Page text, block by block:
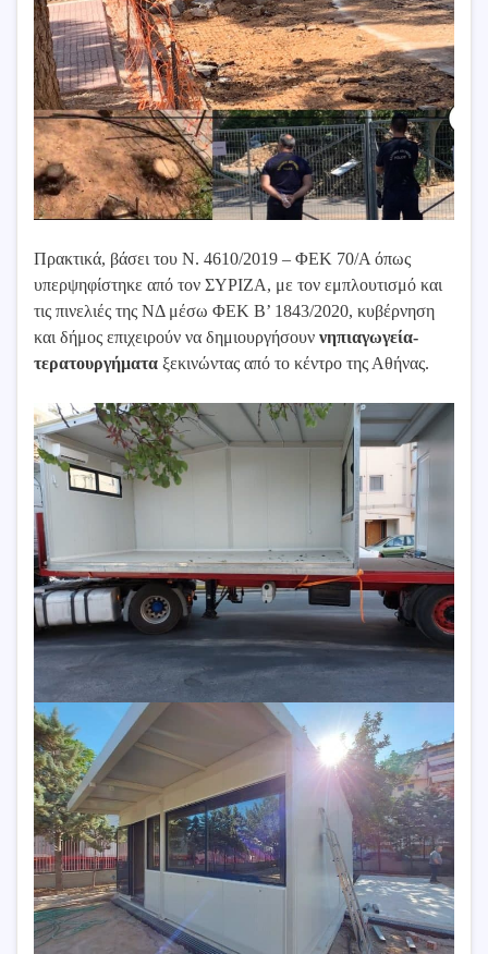
Πρακτικά, βάσει του Ν. 4610/2019 – ΦΕΚ 70/Α όπως
υπερψηφίστηκε από τον ΣΥΡΙΖΑ, με τον εμπλουτισμό και
τις πινελιές της ΝΔ μέσω ΦΕΚ Β’ 1843/2020, κυβέρνηση
και δήμος επιχειρούν να δημιουργήσουν νηπιαγωγεία-
τερατουργήματα ξεκινώντας από το κέντρο της Αθήνας.